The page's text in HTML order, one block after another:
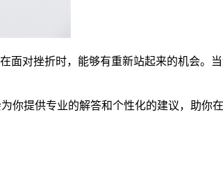
对挫折时，能够有重新站起来的机会。当
你提供专业的解答和个性化的建议，助你